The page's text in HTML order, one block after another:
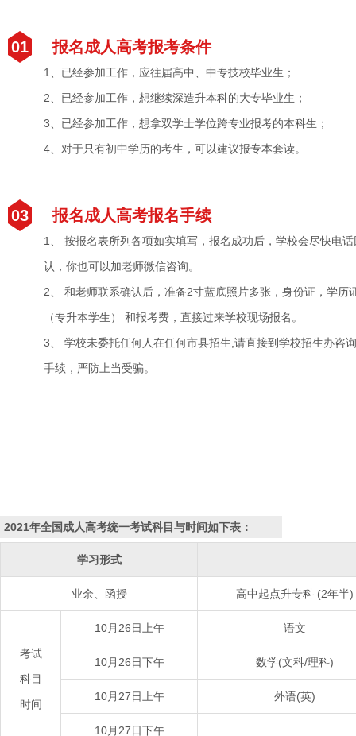
01 报名成人高考报考条件
1、已经参加工作，应往届高中、中专技校毕业生；
2、已经参加工作，想继续深造升本科的大专毕业生；
3、已经参加工作，想拿双学士学位跨专业报考的本科生；
4、对于只有初中学历的考生，可以建议报专本套读。
03 报名成人高考报名手续
1、 按报名表所列各项如实填写，报名成功后，学校会尽快电
认，你也可以加老师微信咨询。
2、 和老师联系确认后，准备2寸蓝底照片多张，身份证，学历
（专升本学生） 和报考费，直接过来学校现场报名。
3、 学校未委托任何人在任何市县招生,请直接到学校招生办咨
手续，严防上当受骗。
2021年全国成人高考统一考试科目与时间如下表：
学习形式
业余、函授 高中起点升专科 (2年半)
考试
科目
时间
10月26日上午 语文
10月26日下午 数学(文科/理科)
10月27日上午 外语(英)
10月27日下午